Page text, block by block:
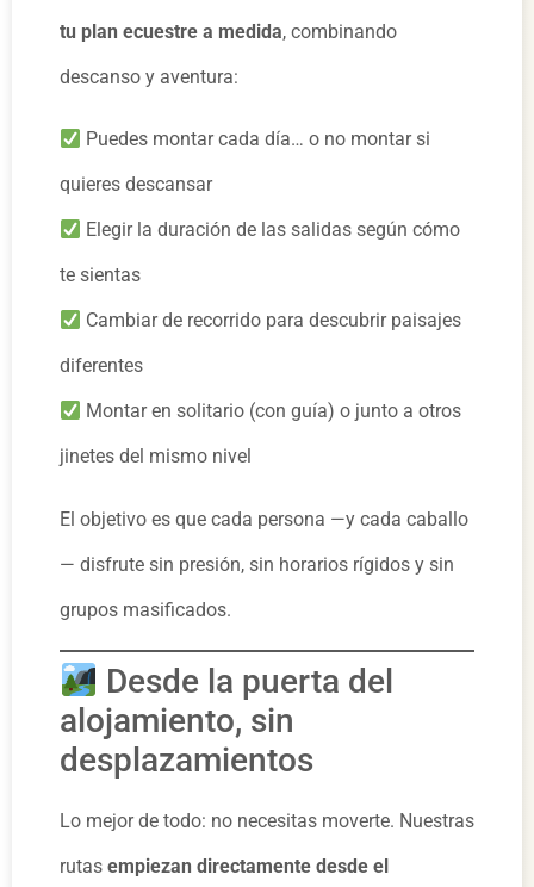
tu plan ecuestre a medida, combinando
descanso y aventura:
Puedes montar cada día… o no montar si
quieres descansar
Elegir la duración de las salidas según cómo
te sientas
Cambiar de recorrido para descubrir paisajes
diferentes
Montar en solitario (con guía) o junto a otros
jinetes del mismo nivel
El objetivo es que cada persona —y cada caballo
— disfrute sin presión, sin horarios rígidos y sin
grupos masificados.
Desde la puerta del
alojamiento, sin
desplazamientos
Lo mejor de todo: no necesitas moverte. Nuestras
rutas empiezan directamente desde el